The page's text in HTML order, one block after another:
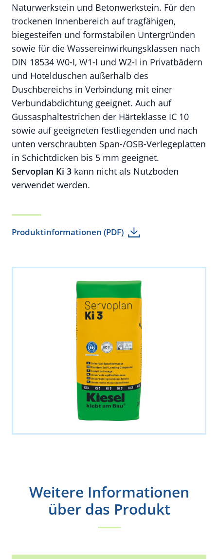
Naturwerkstein und Betonwerkstein. Für den
trockenen Innenbereich auf tragfähigen,
biegesteifen und formstabilen Untergründen
sowie für die Wassereinwirkungsklassen nach
DIN 18534 W0-I, W1-I und W2-I in Privatbädern
und Hotelduschen außerhalb des
Duschbereichs in Verbindung mit einer
Verbundabdichtung geeignet. Auch auf
Gussasphaltestrichen der Härteklasse IC 10
sowie auf geeigneten festliegenden und nach
unten verschraubten Span-/OSB-Verlegeplatten
in Schichtdicken bis 5 mm geeignet.
Servoplan Ki 3 kann nicht als Nutzboden
verwendet werden.
Produktinformationen (PDF)
Weitere Informationen
über das Produkt